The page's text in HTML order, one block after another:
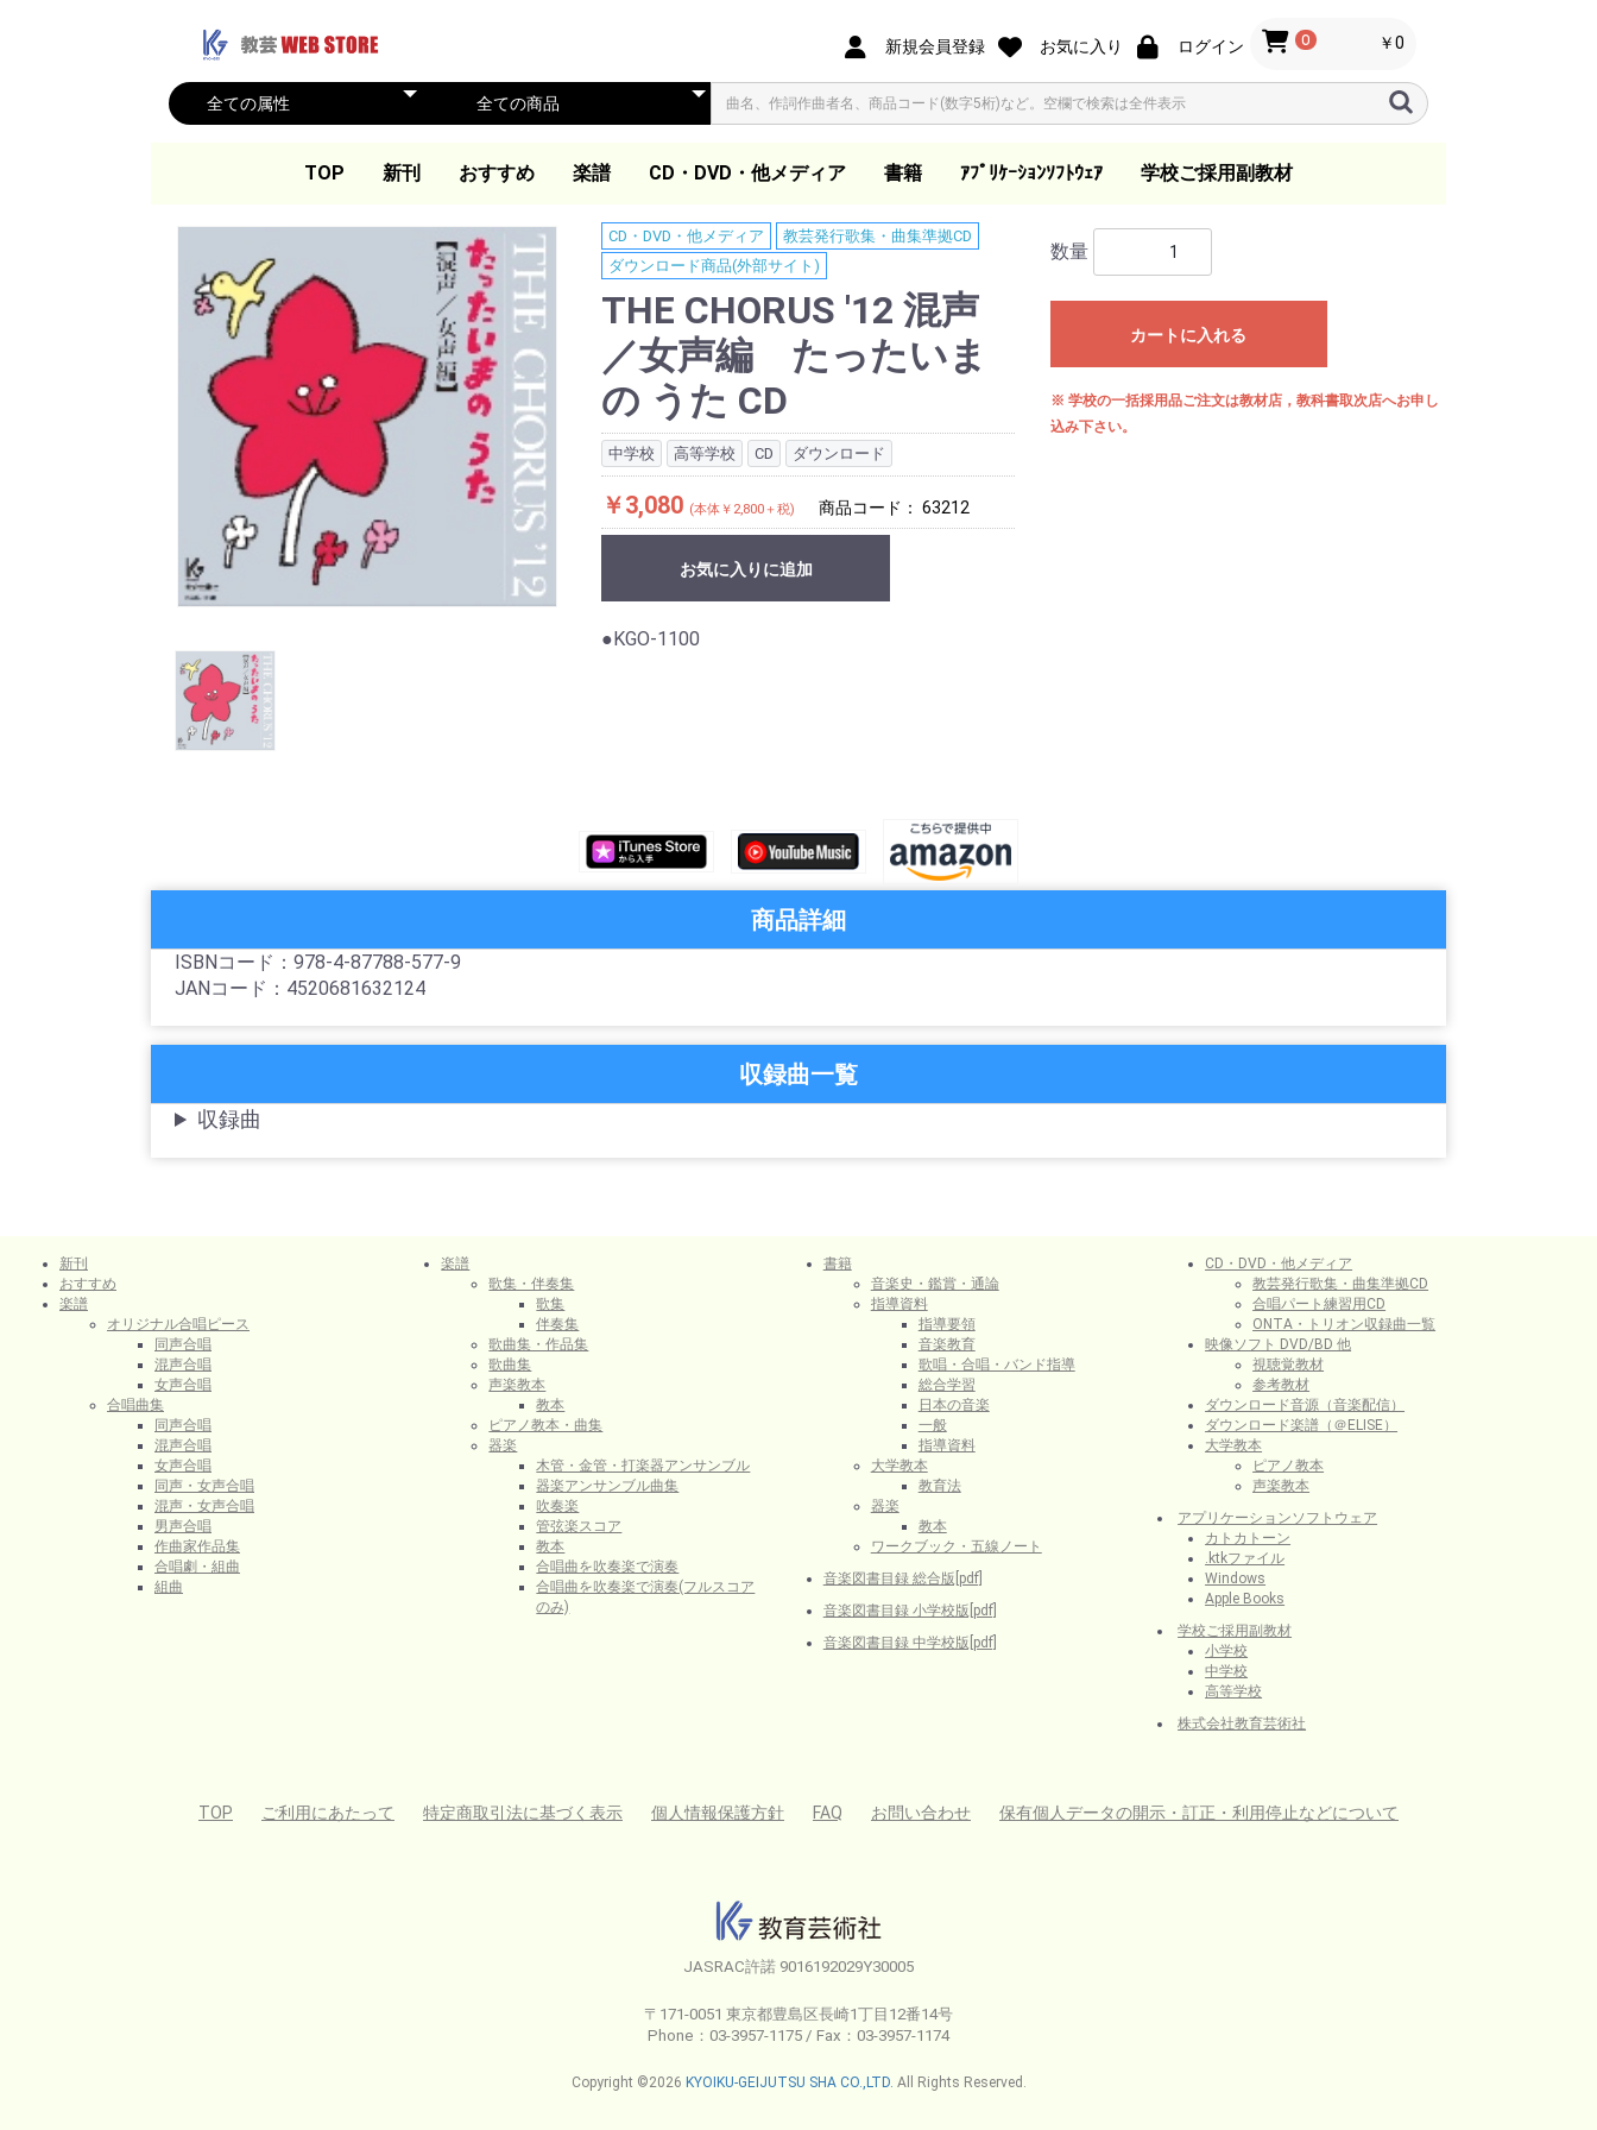
新規会員登録 お気に入り ログイン 0 ￥0
TOP 新刊 おすすめ 楽譜
オリジナル合唱ピース 同声合唱
混声合唱
女声合唱
合唱ピース 同声合唱
混声合唱
女声合唱
ア カペラ
合唱曲集 同声合唱
混声合唱
女声合唱
同声・女声合唱
混声・女声合唱
男声合唱
作曲家作品集
合唱劇・組曲
組曲
歌集・伴奏集 歌集
伴奏集
歌曲集・作品集
歌曲集
声楽教本 教本
独唱
ピアノ教本・曲集
器楽
木管・金管・打楽器ア
ンサンブル
器楽アンサンブル曲集
吹奏楽
管弦楽スコア
教本
合唱曲を吹奏楽で演奏
合唱曲を吹奏楽で演奏
(フルスコアのみ)
独奏
ダウンロード楽譜
（@ELISE）
大学教本 ピアノ教本
声楽教本
CD・DVD・他メディア
教芸発行歌集・曲集準
拠CD
合唱パート練習用CD
映像ソフト DVD/BD
他
視聴覚教材
参考教材
ダウンロード商品(外
部サイト)
書籍
音楽史・鑑賞・通論
指導資料 指導要領
音楽教育
歌唱・合唱・バンド指
総合学習
日本の音楽
一般
指導資料
大学教本 教育法
器楽 教本
ワークブック・五線ノ
電子書籍
ｱﾌﾟﾘｹｰｼｮﾝｿﾌﾄｳｪｱ
カトカトーン .ktkファイル
Windows
Apple Books
学校ご採用副教材
小学校
中学校
高等学校
CD・DVD・他メディア
教芸発行歌集・曲集準拠CD
ダウンロード商品(外部サイト)
THE CHORUS '12 混声
／女声編 たったいま
の うた CD
中学校 高等学校 CD ダウンロード
￥3,080 (本体￥2,800＋税) 商品コード：63212
お気に入りに追加
●KGO-1100
数量
カートに入れる
※ 学校の一括採用品ご注文は教材店，教科書取次店へお申し
込み下さい。
商品詳細
ISBNコード：978-4-87788-577-9
JANコード：4520681632124
収録曲一覧
収録曲
新刊
おすすめ
楽譜
オリジナル合唱ピース
同声合唱
混声合唱
女声合唱
合唱曲集
同声合唱
混声合唱
女声合唱
同声・女声合唱
混声・女声合唱
男声合唱
作曲家作品集
合唱劇・組曲
組曲
楽譜
歌集・伴奏集
歌集
伴奏集
歌曲集・作品集
歌曲集
声楽教本
教本
ピアノ教本・曲集
器楽
木管・金管・打楽器アンサンブル
器楽アンサンブル曲集
吹奏楽
管弦楽スコア
教本
合唱曲を吹奏楽で演奏
合唱曲を吹奏楽で演奏(フルスコア
のみ)
書籍
音楽史・鑑賞・通論
指導資料
指導要領
音楽教育
歌唱・合唱・バンド指導
総合学習
日本の音楽
一般
指導資料
大学教本
教育法
器楽
教本
ワークブック・五線ノート
音楽図書目録 総合版[pdf]
音楽図書目録 小学校版[pdf]
音楽図書目録 中学校版[pdf]
CD・DVD・他メディア
教芸発行歌集・曲集準拠CD
合唱パート練習用CD
ONTA・トリオン収録曲一覧
映像ソフト DVD/BD 他
視聴覚教材
参考教材
ダウンロード音源（音楽配信）
ダウンロード楽譜（＠ELISE）
大学教本
ピアノ教本
声楽教本
アプリケーションソフトウェア
カトカトーン
.ktkファイル
Windows
Apple Books
学校ご採用副教材
小学校
中学校
高等学校
株式会社教育芸術社
TOP ご利用にあたって 特定商取引法に基づく表示 個人情報保護方針 FAQ お問い合わせ 保有個人データの開示・訂正・利用停止などについて
JASRAC許諾 9016192029Y30005
〒171-0051 東京都豊島区長崎1丁目12番14号
Phone：03-3957-1175 / Fax：03-3957-1174
Copyright ©2026 KYOIKU-GEIJUTSU SHA CO.,LTD. All Rights Reserved.